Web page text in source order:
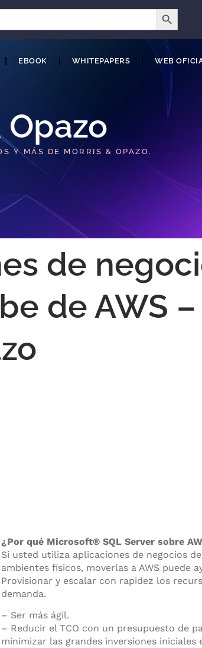
BOTÓN DE
EBOOK WHITEPAPERS WEB
Y MÁS DE MORRIS & OPAZO.
de
de AWS
¿Por qué Microsoft® SQL Server sobre
Si usted utiliza aplicaciones de negocios
ambientes físicos, moverlas a AWS puede
Provisionar y escalar con rapidez los
demanda.
– Ser más ágil.
– Reducir el TCO con un presupuesto de
minimizar las grandes inversiones iniciales